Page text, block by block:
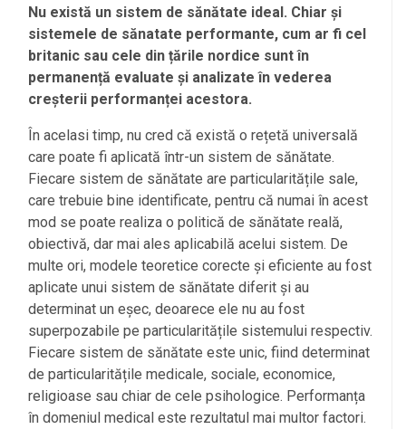
Nu există un sistem de sănătate ideal. Chiar și
sistemele de sănatate performante, cum ar fi cel
britanic sau cele din țările nordice sunt în
permanență evaluate și analizate în vederea
creșterii performanței acestora.
În acelasi timp, nu cred că există o rețetă universală
care poate fi aplicată într-un sistem de sănătate.
Fiecare sistem de sănătate are particularitățile sale,
care trebuie bine identificate, pentru că numai în acest
mod se poate realiza o politică de sănătate reală,
obiectivă, dar mai ales aplicabilă acelui sistem. De
multe ori, modele teoretice corecte și eficiente au fost
aplicate unui sistem de sănătate diferit și au
determinat un eșec, deoarece ele nu au fost
superpozabile pe particularitățile sistemului respectiv.
Fiecare sistem de sănătate este unic, fiind determinat
de particularitățile medicale, sociale, economice,
religioase sau chiar de cele psihologice. Performanța
în domeniul medical este rezultatul mai multor factori.